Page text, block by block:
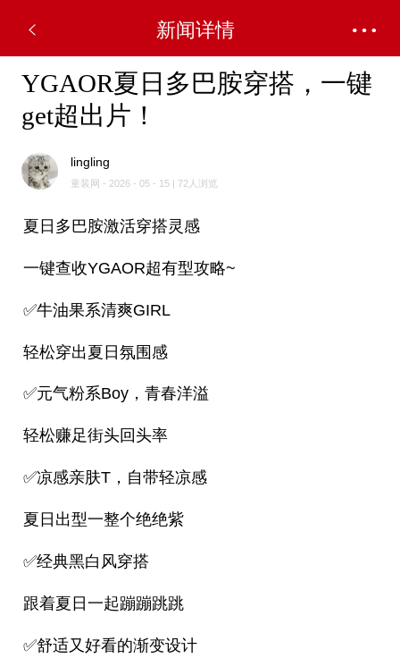
新闻详情
YGAOR夏日多巴胺穿搭，一键
get超出片！
lingling
童装网 - 2026 - 05 - 15 | 72人浏览
夏日多巴胺激活穿搭灵感
一键查收YGAOR超有型攻略~
✅牛油果系清爽GIRL
轻松穿出夏日氛围感
✅元气粉系Boy，青春洋溢
轻松赚足街头回头率
✅凉感亲肤T，自带轻凉感
夏日出型一整个绝绝紫
✅经典黑白风穿搭
跟着夏日一起蹦蹦跳跳
✅舒适又好看的渐变设计